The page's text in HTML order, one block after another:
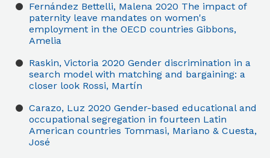
Fernández Bettelli, Malena 2020 The impact of
paternity leave mandates on women's
employment in the OECD countries Gibbons,
Amelia
Raskin, Victoria 2020 Gender discrimination in a
search model with matching and bargaining: a
closer look Rossi, Martín
Carazo, Luz 2020 Gender-based educational and
occupational segregation in fourteen Latin
American countries Tommasi, Mariano & Cuesta,
José